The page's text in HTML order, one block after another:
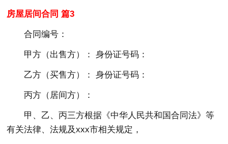
房屋居间合同 篇3
合同编号：
甲方（出售方）： 身份证号码：
乙方（买售方）： 身份证号码：
丙方（居间方）：
甲、乙、丙三方根据《中华人民共和国合同法》等
有关法律、法规及xxx市相关规定，